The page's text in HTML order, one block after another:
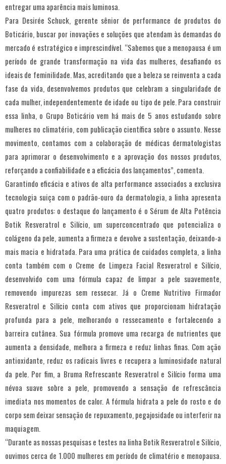
entregar uma aparência mais luminosa.
Para Desirée Schuck, gerente sênior de performance de produtos do
Boticário, buscar por inovações e soluções que atendam às demandas do
mercado é estratégico e imprescindível. “Sabemos que a menopausa é um
período de grande transformação na vida das mulheres, desafiando os
ideais de feminilidade. Mas, acreditando que a beleza se reinventa a cada
fase da vida, desenvolvemos produtos que celebram a singularidade de
cada mulher, independentemente de idade ou tipo de pele. Para construir
essa linha, o Grupo Boticário vem há mais de 5 anos estudando sobre
mulheres no climatério, com publicação científica sobre o assunto. Nesse
movimento, contamos com a colaboração de médicas dermatologistas
para aprimorar o desenvolvimento e a aprovação dos nossos produtos,
reforçando a confiabilidade e a eficácia dos lançamentos”, comenta.
Garantindo eficácia e ativos de alta performance associados a exclusiva
tecnologia suiça com o padrão-ouro da dermatologia, a linha apresenta
quatro produtos: o destaque do lançamento é o Sérum de Alta Potência
Botik Resveratrol e Silício, um superconcentrado que potencializa o
colágeno da pele, aumenta a firmeza e devolve a sustentação, deixando-a
mais macia e hidratada. Para uma prática de cuidados completa, a linha
conta também com o Creme de Limpeza Facial Resveratrol e Silício,
desenvolvido com uma fórmula capaz de limpar a pele suavemente,
removendo impurezas sem ressecar. Já o Creme Nutritivo Firmador
Resveratrol e Silício conta com ativos que proporcionam hidratação
profunda para a pele, melhorando o ressecamento e fortalecendo a
barreira cutânea. Sua fórmula promove uma recarga de nutrientes que
aumenta a densidade, melhora a firmeza e reduz linhas finas. Com ação
antioxidante, reduz os radicais livres e recupera a luminosidade natural
da pele. Por fim, a Bruma Refrescante Resveratrol e Silício forma uma
névoa suave sobre a pele, promovendo a sensação de refrescância
imediata nos momentos de calor. A fórmula hidrata a pele do rosto e do
corpo sem deixar sensação de repuxamento, pegajosidade ou interferir na
maquiagem.
“Durante as nossas pesquisas e testes na linha Botik Resveratrol e Silício,
ouvimos cerca de 1.000 mulheres em período de climatério e menopausa.